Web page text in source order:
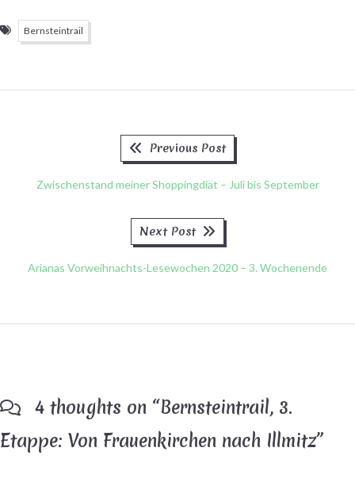
Bernsteintrail
BeitragsnavigationPrevious Post
Zwischenstand meiner Shoppingdiät – Juli bis September
Next Post
Arianas Vorweihnachts-Lesewochen 2020 – 3. Wochenende
4 thoughts on “Bernsteintrail, 3.
Etappe: Von Frauenkirchen nach Illmitz”